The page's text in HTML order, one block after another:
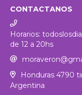
CONTACTANOS
Horarios:
de 12 a 20hs
Honduras 4790
Argentina